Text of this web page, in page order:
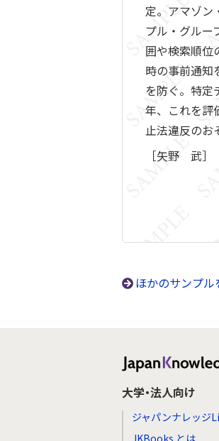
定。アマゾン
プル・グルー
囲や検索順位
時の事前通知
を防ぐ。特定
年、これを評
止法違反のお
［矢野 武］
ほかのサンプル
大学・法人向け
ジャパンナレッジ
JKBooks とは